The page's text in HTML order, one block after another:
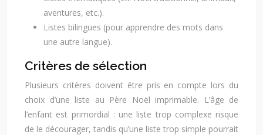
aventures, etc.).
Listes bilingues (pour apprendre des mots dans
une autre langue).
Critères de sélection
Plusieurs critères doivent être pris en compte lors du
choix d’une liste au Père Noël imprimable. L’âge de
l’enfant est primordial : une liste trop complexe risque
de le décourager, tandis qu’une liste trop simple pourrait